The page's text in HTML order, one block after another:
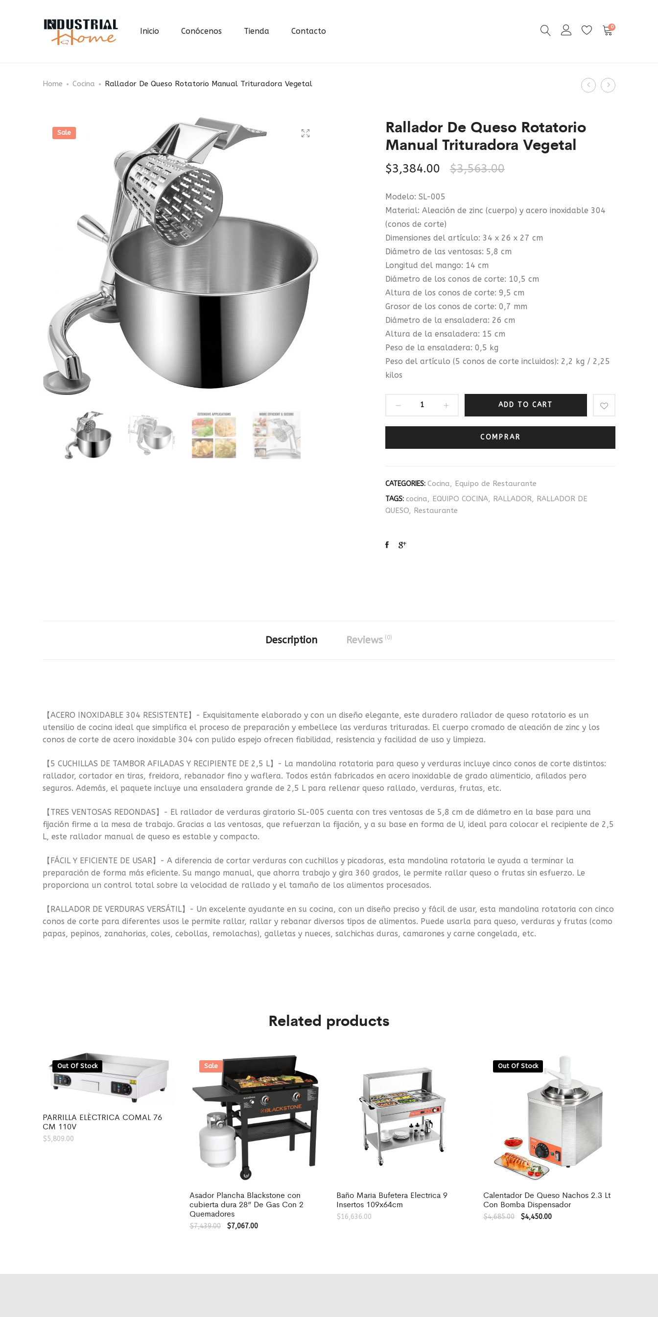
Inicio Conócenos Tienda Contacto 0
Home Cocina Rallador De Queso Rotatorio Manual Trituradora Vegetal
Product
Procesador
Polipasto
Sale
Rallador De Queso Rotatorio
Manual Trituradora Vegetal
$3,563.00
$3,384.00
Modelo: SL-005
Material: Aleación de zinc (cuerpo) y acero inoxidable 304
(conos de corte)
Dimensiones del artículo: 34 x 26 x 27 cm
Diámetro de las ventosas: 5,8 cm
Longitud del mango: 14 cm
Diámetro de los conos de corte: 10,5 cm
Altura de los conos de corte: 9,5 cm
Grosor de los conos de corte: 0,7 mm
Diámetro de la ensaladera: 26 cm
Altura de la ensaladera: 15 cm
Peso de la ensaladera: 0,5 kg
Peso del artículo (5 conos de corte incluidos): 2,2 kg / 2,25
kilos
ADD TO CART
COMPRAR
CATEGORIES: Cocina, Equipo de Restaurante
TAGS: cocina, EQUIPO COCINA, RALLADOR, RALLADOR DE
QUESO, Restaurante
Description Reviews(0)
【ACERO INOXIDABLE 304 RESISTENTE】- Exquisitamente elaborado y con un diseño elegante, este duradero rallador de queso rotatorio es un
utensilio de cocina ideal que simplifica el proceso de preparación y embellece las verduras trituradas. El cuerpo cromado de aleación de zinc y los
conos de corte de acero inoxidable 304 con pulido espejo ofrecen fiabilidad, resistencia y facilidad de uso y limpieza.
【5 CUCHILLAS DE TAMBOR AFILADAS Y RECIPIENTE DE 2,5 L】- La mandolina rotatoria para queso y verduras incluye cinco conos de corte distintos:
rallador, cortador en tiras, freidora, rebanador fino y waflera. Todos están fabricados en acero inoxidable de grado alimenticio, afilados pero
seguros. Además, el paquete incluye una ensaladera grande de 2,5 L para rellenar queso rallado, verduras, frutas, etc.
【TRES VENTOSAS REDONDAS】- El rallador de verduras giratorio SL-005 cuenta con tres ventosas de 5,8 cm de diámetro en la base para una
fijación firme a la mesa de trabajo. Gracias a las ventosas, que refuerzan la fijación, y a su base en forma de U, ideal para colocar el recipiente de 2,5
L, este rallador manual de queso es estable y compacto.
【FÁCIL Y EFICIENTE DE USAR】- A diferencia de cortar verduras con cuchillos y picadoras, esta mandolina rotatoria le ayuda a terminar la
preparación de forma más eficiente. Su mango manual, que ahorra trabajo y gira 360 grados, le permite rallar queso o frutas sin esfuerzo. Le
proporciona un control total sobre la velocidad de rallado y el tamaño de los alimentos procesados.
【RALLADOR DE VERDURAS VERSÁTIL】- Un excelente ayudante en su cocina, con un diseño preciso y fácil de usar, esta mandolina rotatoria con cinco
conos de corte para diferentes usos le permite rallar, rallar y rebanar diversos tipos de alimentos. Puede usarla para queso, verduras y frutas (como
papas, pepinos, zanahorias, coles, cebollas, remolachas), galletas y nueces, salchichas duras, camarones y carne congelada, etc.
Related products
Out Of Stock
PARRILLA ELÈCTRICA COMAL 76
CM 110V
$5,809.00
Sale
Asador Plancha Blackstone con
cubierta dura 28” De Gas Con 2
Quemadores
$7,439.00 $7,067.00
Baño Maria Bufetera Electrica 9
Insertos 109x64cm
$16,636.00
Out Of Stock
Calentador De Queso Nachos 2.3 Lt
Con Bomba Dispensador
$4,685.00 $4,450.00